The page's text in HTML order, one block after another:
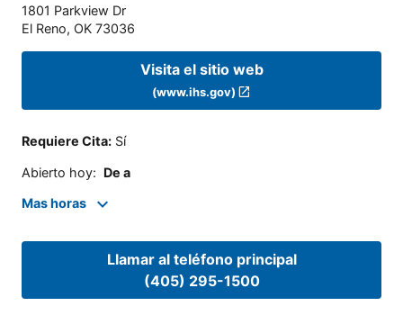
1801 Parkview Dr
El Reno, OK 73036
Visita el sitio web
(www.ihs.gov)
Requiere Cita: Sí
Abierto hoy: De a
Mas horas
Llamar al teléfono principal
(405) 295-1500